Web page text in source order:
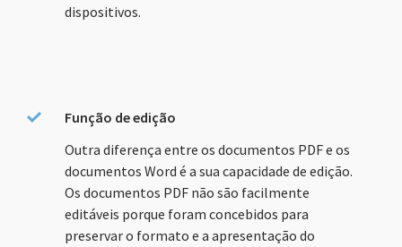
dispositivos.
Função de edição
Outra diferença entre os documentos PDF e os
documentos Word é a sua capacidade de edição.
Os documentos PDF não são facilmente
editáveis porque foram concebidos para
preservar o formato e a apresentação do